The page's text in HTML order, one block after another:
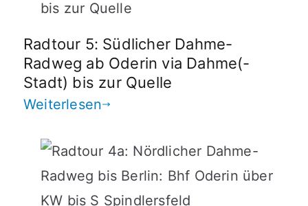
Radtour 5: Südlicher Dahme-
Radweg ab Oderin via Dahme(-
Stadt) bis zur Quelle
Weiterlesen